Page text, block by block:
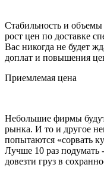
Стабильность и
рост цен по доставке
Вас никогда не будет
доплат и повышения
Приемлемая цена
Небольшие фирмы
рынка. И то и другое
попытаются «сорвать
Лучше 10 раз подумать
довезти груз в